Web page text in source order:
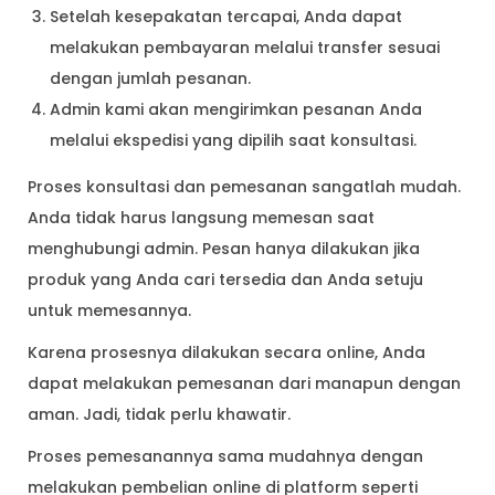
Setelah kesepakatan tercapai, Anda dapat
melakukan pembayaran melalui transfer sesuai
dengan jumlah pesanan.
Admin kami akan mengirimkan pesanan Anda
melalui ekspedisi yang dipilih saat konsultasi.
Proses konsultasi dan pemesanan sangatlah mudah.
Anda tidak harus langsung memesan saat
menghubungi admin. Pesan hanya dilakukan jika
produk yang Anda cari tersedia dan Anda setuju
untuk memesannya.
Karena prosesnya dilakukan secara online, Anda
dapat melakukan pemesanan dari manapun dengan
aman. Jadi, tidak perlu khawatir.
Proses pemesanannya sama mudahnya dengan
melakukan pembelian online di platform seperti